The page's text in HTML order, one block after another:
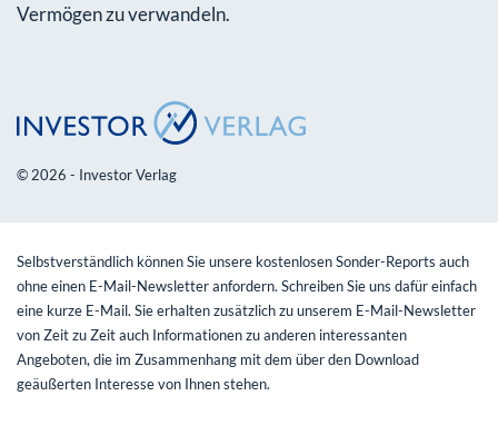
Vermögen zu verwandeln.
© 2026 - Investor Verlag
Selbstverständlich können Sie unsere kostenlosen Sonder-Reports auch
ohne einen E-Mail-Newsletter anfordern. Schreiben Sie uns dafür einfach
eine kurze E-Mail. Sie erhalten zusätzlich zu unserem E-Mail-Newsletter
von Zeit zu Zeit auch Informationen zu anderen interessanten
Angeboten, die im Zusammenhang mit dem über den Download
geäußerten Interesse von Ihnen stehen.